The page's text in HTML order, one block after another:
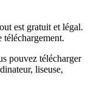
est gratuit et légal.
pouvez télécharger
liseuse,